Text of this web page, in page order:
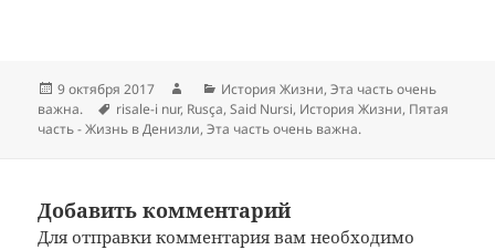
Опубликовано
9 октября 2017 АвторРубрики
История Жизни,Эта часть очень
важна.
Метки
risale-i nur, Rusça,Said Nursi, История Жизни, Пятая
часть - Жизнь в Денизли,Эта часть очень важна.
Добавить комментарий
Для отправки комментария вам необходимо